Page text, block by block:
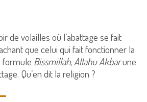
de volailles où l’abattage se fait
que celui qui fait fonctionner la
formule Bissmillah, Allahu Akbarune
Qu’en dit la religion ?